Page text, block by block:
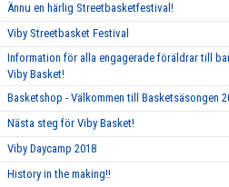
Ännu en härlig Streetbasketfestival!
Viby Streetbasket Festival
Information för alla engagerade föräldrar till
Viby Basket!
Basketshop - Välkommen till Basketsäsongen
Nästa steg för Viby Basket!
Viby Daycamp 2018
History in the making!!